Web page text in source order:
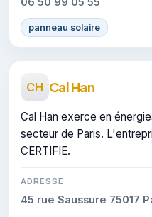
panneau solaire
CH Cal Han
Cal Han exerce en
secteur de Paris.
CERTIFIE.
ADRESSE
45 rue Saussure 75017